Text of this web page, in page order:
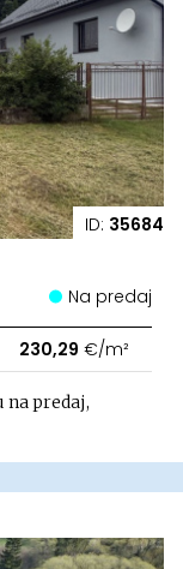
ID: 35684
Na predaj
230,29 €/m²
na predaj,